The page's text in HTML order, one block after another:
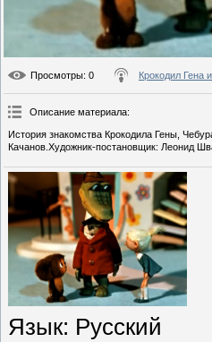
Просмотры: 0 Крокодил Гена
Описание материала:
История знакомства Крокодила Гены,
Качанов.Художник-постановщик: Леонид
Язык: Русский